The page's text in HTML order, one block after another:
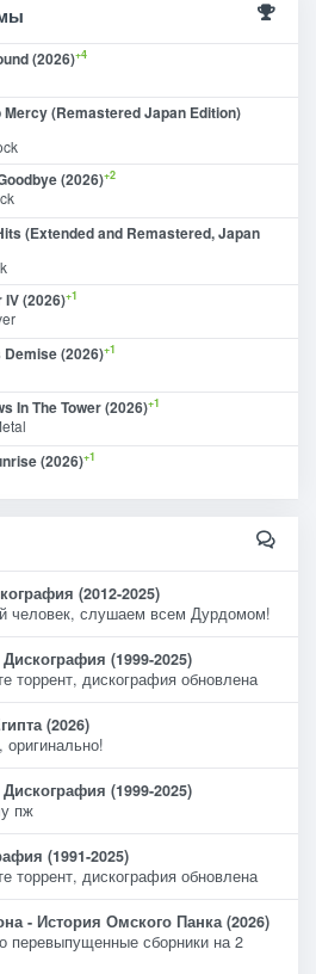
(2026)+4
(Remastered Japan Edition)
(2026)+2
(Extended and Remastered, Japan
(2026)+1
Demise (2026)+1
In The Tower (2026)+1
(2026)+1
(2012-2025)
человек, слушаем всем Дурдомом!
(1999-2025)
торрент, дискография обновлена
(2026)
(1999-2025)
пж
(1991-2025)
торрент, дискография обновлена
- История Омского Панка (2026)
перевыпущенные сборники на 2